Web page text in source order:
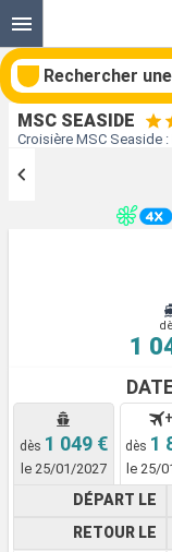
MSC SEASIDE
1
dès 1 049 €
le 25/01/2027
+
dès 1
le 25/
DÉPART LE
RETOUR LE
Rechercher